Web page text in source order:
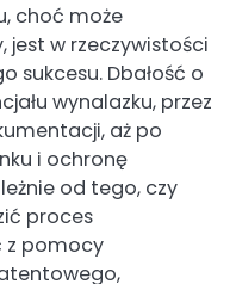
choć może
jest w rzeczywistości
sukcesu. Dbałość o
wynalazku, przez
aż po
i ochronę
od tego, czy
proces
z pomocy